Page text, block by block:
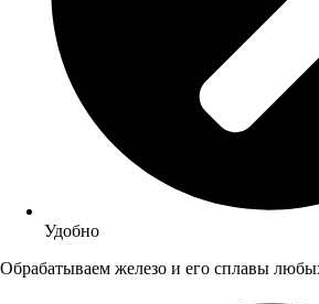
Удобно
Обрабатываем железо и его сплавы